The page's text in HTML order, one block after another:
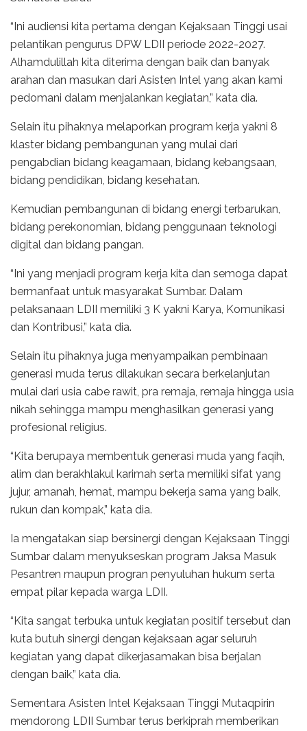
“Ini audiensi kita pertama dengan Kejaksaan Tinggi usai
pelantikan pengurus DPW LDII periode 2022-2027.
Alhamdulillah kita diterima dengan baik dan banyak
arahan dan masukan dari Asisten Intel yang akan kami
pedomani dalam menjalankan kegiatan,” kata dia.
Selain itu pihaknya melaporkan program kerja yakni 8
klaster bidang pembangunan yang mulai dari
pengabdian bidang keagamaan, bidang kebangsaan,
bidang pendidikan, bidang kesehatan.
Kemudian pembangunan di bidang energi terbarukan,
bidang perekonomian, bidang penggunaan teknologi
digital dan bidang pangan.
“Ini yang menjadi program kerja kita dan semoga dapat
bermanfaat untuk masyarakat Sumbar. Dalam
pelaksanaan LDII memiliki 3 K yakni Karya, Komunikasi
dan Kontribusi,” kata dia.
Selain itu pihaknya juga menyampaikan pembinaan
generasi muda terus dilakukan secara berkelanjutan
mulai dari usia cabe rawit, pra remaja, remaja hingga usia
nikah sehingga mampu menghasilkan generasi yang
profesional religius.
“Kita berupaya membentuk generasi muda yang faqih,
alim dan berakhlakul karimah serta memiliki sifat yang
jujur, amanah, hemat, mampu bekerja sama yang baik,
rukun dan kompak,” kata dia.
Ia mengatakan siap bersinergi dengan Kejaksaan Tinggi
Sumbar dalam menyukseskan program Jaksa Masuk
Pesantren maupun progran penyuluhan hukum serta
empat pilar kepada warga LDII.
“Kita sangat terbuka untuk kegiatan positif tersebut dan
kuta butuh sinergi dengan kejaksaan agar seluruh
kegiatan yang dapat dikerjasamakan bisa berjalan
dengan baik,” kata dia.
Sementara Asisten Intel Kejaksaan Tinggi Mutaqpirin
mendorong LDII Sumbar terus berkiprah memberikan